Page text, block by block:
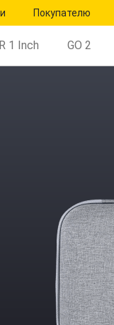
Покупателю
1 Inch GO 2